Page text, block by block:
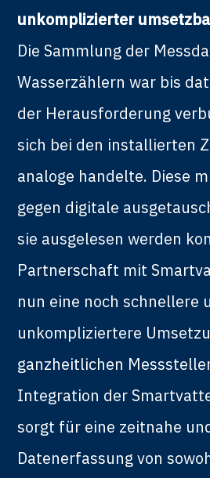
unkomplizierter
Die Sammlung der
Wasserzählern war bis
der Herausforderung
sich bei den installierten
analoge handelte. Diese
gegen digitale
sie ausgelesen werden
Partnerschaft mit
nun eine noch schnellere
unkompliziertere
ganzheitlichen
Integration der
sorgt für eine zeitnahe
Datenerfassung von